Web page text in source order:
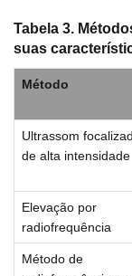
Tabela 3.
suas
Método
Ultrassom
de alta intensidade
Elevação por
radiofrequência
Método de